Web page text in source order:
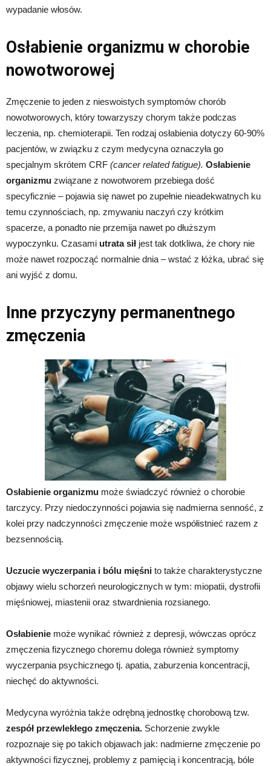
wypadanie włosów.
Osłabienie organizmu w chorobie
nowotworowej
Zmęczenie to jeden z nieswoistych symptomów chorób
nowotworowych, który towarzyszy chorym także podczas
leczenia, np. chemioterapii. Ten rodzaj osłabienia dotyczy 60-90%
pacjentów, w związku z czym medycyna oznaczyła go
specjalnym skrótem CRF (cancer related fatigue). Osłabienie
organizmu związane z nowotworem przebiega dość
specyficznie – pojawia się nawet po zupełnie nieadekwatnych ku
temu czynnościach, np. zmywaniu naczyń czy krótkim
spacerze, a ponadto nie przemija nawet po dłuższym
wypoczynku. Czasami utrata sił jest tak dotkliwa, że chory nie
może nawet rozpocząć normalnie dnia – wstać z łóżka, ubrać się
ani wyjść z domu.
Inne przyczyny permanentnego
zmęczenia
Osłabienie organizmu może świadczyć również o chorobie
tarczycy. Przy niedoczynności pojawia się nadmierna senność, z
kolei przy nadczynności zmęczenie może współistnieć razem z
bezsennością.
Uczucie wyczerpania i bólu mięśni to także charakterystyczne
objawy wielu schorzeń neurologicznych w tym: miopatii, dystrofii
mięśniowej, miastenii oraz stwardnienia rozsianego.
Osłabienie może wynikać również z depresji, wówczas oprócz
zmęczenia fizycznego choremu dolega również symptomy
wyczerpania psychicznego tj. apatia, zaburzenia koncentracji,
niechęć do aktywności.
Medycyna wyróżnia także odrębną jednostkę chorobową tzw.
zespół przewlekłego zmęczenia. Schorzenie zwykle
rozpoznaje się po takich objawach jak: nadmierne zmęczenie po
aktywności fizycznej, problemy z pamięcią i koncentracją, bóle